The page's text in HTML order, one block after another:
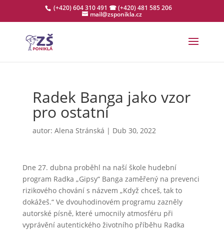
(+420) 604 310 491 ☎ (+420) 481 585 206
mail@zsponikla.cz
Radek Banga jako vzor
pro ostatní
autor: Alena Stránská | Dub 30, 2022
Dne 27. dubna proběhl na naší škole hudební
program Radka „Gipsy“ Banga zaměřený na prevenci
rizikového chování s názvem „Když chceš, tak to
dokážeš.“ Ve dvouhodinovém programu zazněly
autorské písně, které umocnily atmosféru při
vyprávění autentického životního příběhu Radka